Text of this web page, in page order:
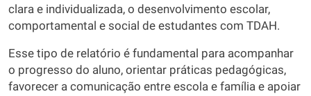
clara e individualizada, o desenvolvimento escolar,
comportamental e social de estudantes com TDAH.
Esse tipo de relatório é fundamental para acompanhar
o progresso do aluno, orientar práticas pedagógicas,
favorecer a comunicação entre escola e família e apoiar